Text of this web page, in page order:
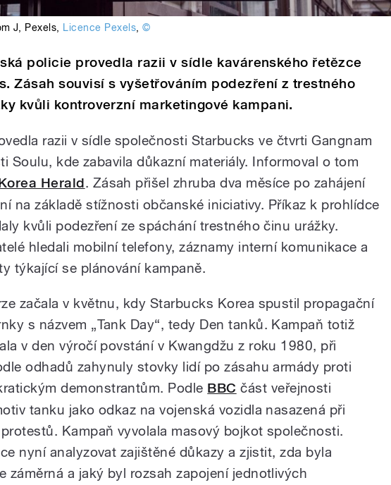
J, Pexels, Licence Pexels, ©
policie provedla razii v sídle kavárenského řetězce
Zásah souvisí s vyšetřováním podezření z trestného
kvůli kontroverzní marketingové kampani.
razii v sídle společnosti Starbucks ve čtvrti Gangnam
Soulu, kde zabavila důkazní materiály. Informoval o tom
Herald. Zásah přišel zhruba dva měsíce po zahájení
na základě stížnosti občanské iniciativy. Příkaz k prohlídce
kvůli podezření ze spáchání trestného činu urážky.
hledali mobilní telefony, záznamy interní komunikace a
týkající se plánování kampaně.
začala v květnu, kdy Starbucks Korea spustil propagační
s názvem „Tank Day“, tedy Den tanků. Kampaň totiž
v den výročí povstání v Kwangdžu z roku 1980, při
odhadů zahynuly stovky lidí po zásahu armády proti
demonstrantům. Podle BBC část veřejnosti
tanku jako odkaz na vojenská vozidla nasazená při
Kampaň vyvolala masový bojkot společnosti.
nyní analyzovat zajištěné důkazy a zjistit, zda byla
záměrná a jaký byl rozsah zapojení jednotlivých